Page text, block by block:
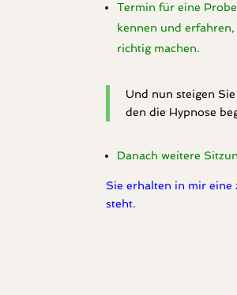
Termin für eine
kennen und
richtig machen.
Und nun steigen
den die Hypnose
Danach weitere
Sie erhalten in mir eine
steht.